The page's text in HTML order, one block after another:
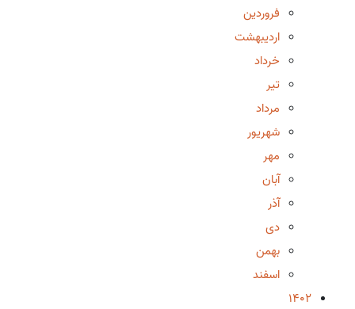
فروردین
اردیبهشت
خرداد
تیر
مرداد
شهریور
مهر
آبان
آذر
دی
بهمن
اسفند
1402